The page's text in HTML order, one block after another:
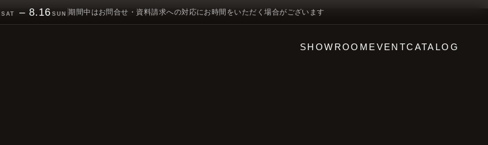
SAT – 8.16 SUN 期間中はお問合せ・資料請求への対応にお時間をいただく場合がございます
SHOWROOM EVENTCATALOG